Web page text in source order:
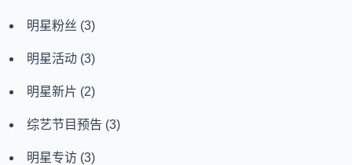
明星粉丝 (3)
明星活动 (3)
明星新片 (2)
综艺节目预告 (3)
明星专访 (3)